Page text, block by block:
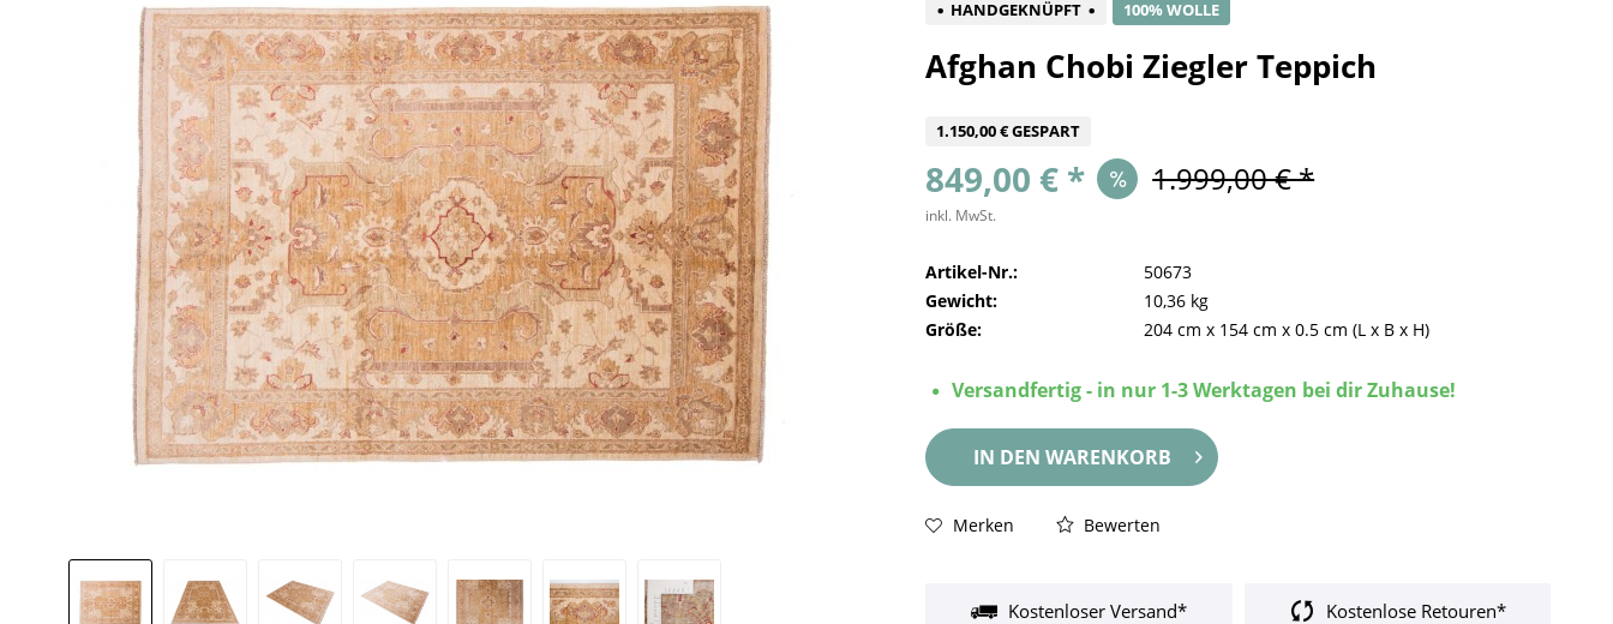
HANDGEKNÜPFT 100% WOLLE
Afghan Chobi Ziegler Teppich
1.150,00 € GESPART
849,00 € * 1.999,00 € *
inkl. MwSt.
Artikel-Nr.:
50673
Gewicht:
10,36 kg
Größe:
204 cm x 154 cm x0.5 cm (L x B x H)
Versandfertig - in nur 1-3 Werktagen bei dir Zuhause!
IN DEN WARENKORB
Merken Bewerten
Kostenloser Versand* Kostenlose Retouren*